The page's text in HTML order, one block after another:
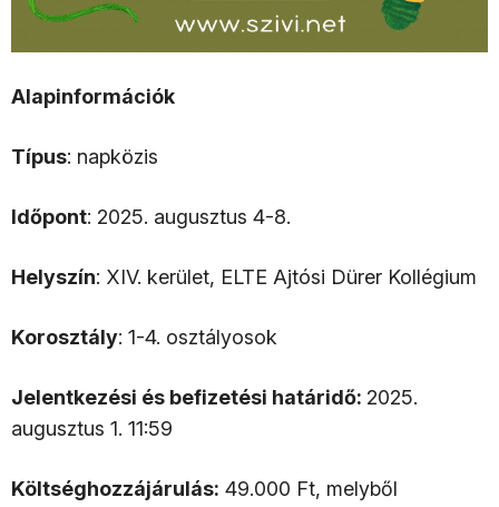
Alapinformációk
Típus: napközis
Időpont: 2025. augusztus 4-8.
Helyszín: XIV. kerület, ELTE Ajtósi Dürer Kollégium
Korosztály: 1-4. osztályosok
Jelentkezési és befizetési határidő: 2025.
augusztus 1. 11:59
Költséghozzájárulás: 49.000 Ft, melyből